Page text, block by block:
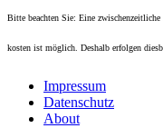
Bitte beachten Sie: Eine
kosten ist möglich. Deshalb erfolgen
Impressum
Datenschutz
About